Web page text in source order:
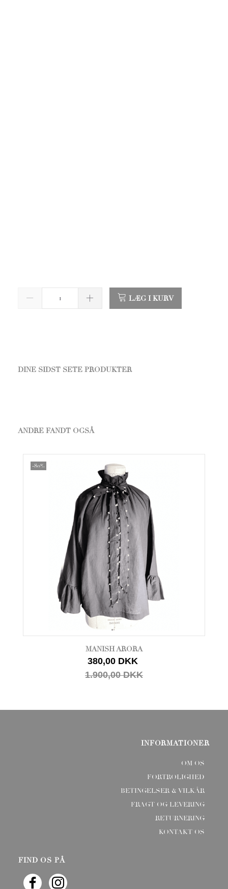
LÆG I KURV
DINE SIDST SETE PRODUKTER
ANDRE FANDT OGSÅ
-80%
MANISH ARORA
380,00 DKK
1.900,00 DKK
INFORMATIONER
OM OS
FORTROLIGHED
BETINGELSER & VILKÅR
FRAGT OG LEVERING
RETURNERING
KONTAKT OS
FIND OS PÅ